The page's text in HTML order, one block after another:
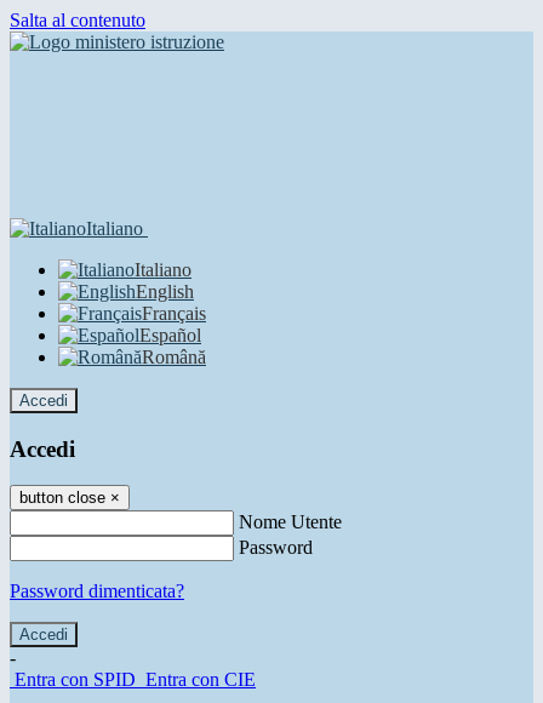
Salta al contenuto
Italiano
Italiano
English
Français
Español
Română
Accedi
Accedi
button close ×
Nome Utente
Password
Password dimenticata?
-
Entra con SPID Entra con CIE